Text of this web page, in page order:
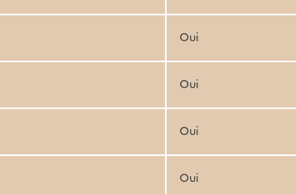
Oui
Oui
Oui
Oui